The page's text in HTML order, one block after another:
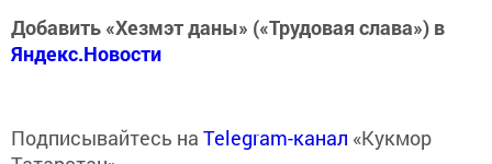
Добавить «Хезмэт даны» («Трудовая слава») в
Яндекс.Новости
Подписывайтесь на Telegram-канал «Кукмор